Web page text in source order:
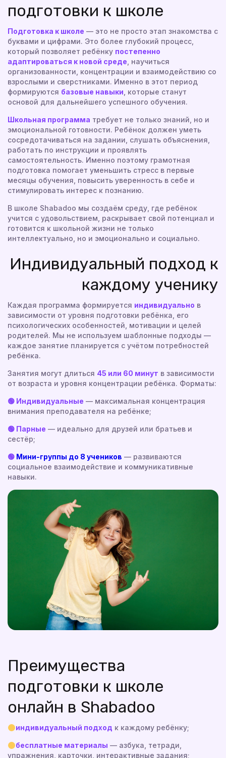
подготовки к школе
Подготовка к школе — это не просто этап знакомства с
буквами и цифрами. Это более глубокий процесс,
который позволяет ребёнку постепенно
адаптироваться к новой среде , научиться
организованности, концентрации и взаимодействию со
взрослыми и сверстниками. Именно в этот период
формируются базовые навыки , которые станут
основой для дальнейшего успешного обучения.
Школьная программа требует не только знаний, но и
эмоциональной готовности. Ребёнок должен уметь
сосредотачиваться на задании, слушать объяснения,
работать по инструкции и проявлять
самостоятельность. Именно поэтому грамотная
подготовка помогает уменьшить стресс в первые
месяцы обучения, повысить уверенность в себе и
стимулировать интерес к познанию.
В школе Shabadoo мы создаём среду, где ребёнок
учится с удовольствием, раскрывает свой потенциал и
готовится к школьной жизни не только
интеллектуально, но и эмоционально и социально.
Индивидуальный подход к
каждому ученику
Каждая программа формируется индивидуально в
зависимости от уровня подготовки ребёнка, его
психологических особенностей, мотивации и целей
родителей. Мы не используем шаблонные подходы —
каждое занятие планируется с учётом потребностей
ребёнка.
Занятия могут длиться 45 или 60 минут в зависимости
от возраста и уровня концентрации ребёнка. Форматы:
🟢 Индивидуальные — максимальная концентрация
внимания преподавателя на ребёнке;
🟢 Парные — идеально для друзей или братьев и
сестёр;
🟢 Мини-группы до 8 учеников — развиваются
социальное взаимодействие и коммуникативные
навыки.
Преимущества
подготовки к школе
онлайн в Shabadoo
индивидуальный подход к каждому ребёнку;
бесплатные материалы — азбука, тетради,
упражнения, карточки, интерактивные задания;